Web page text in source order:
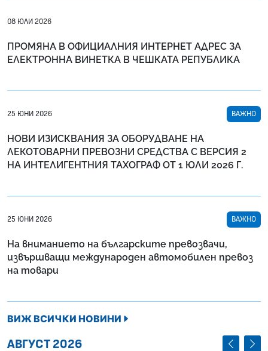
08 ЮЛИ 2026
ПРОМЯНА В ОФИЦИАЛНИЯ ИНТЕРНЕТ АДРЕС ЗА
ЕЛЕКТРОННА ВИНЕТКА В ЧЕШКАТА РЕПУБЛИКА
25 ЮНИ 2026 ВАЖНО
НОВИ ИЗИСКВАНИЯ ЗА ОБОРУДВАНЕ НА
ЛЕКОТОВАРНИ ПРЕВОЗНИ СРЕДСТВА С ВЕРСИЯ 2
НА ИНТЕЛИГЕНТНИЯ ТАХОГРАФ ОТ 1 ЮЛИ 2026 Г.
25 ЮНИ 2026 ВАЖНО
На вниманието на българските превозвачи,
извършващи международен автомобилен превоз
на товари
ВИЖ ВСИЧКИ НОВИНИ
АВГУСТ 2026